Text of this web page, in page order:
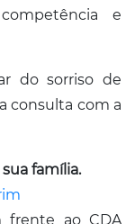
e
do sorriso de
consulta com a
família.
frente ao CDA